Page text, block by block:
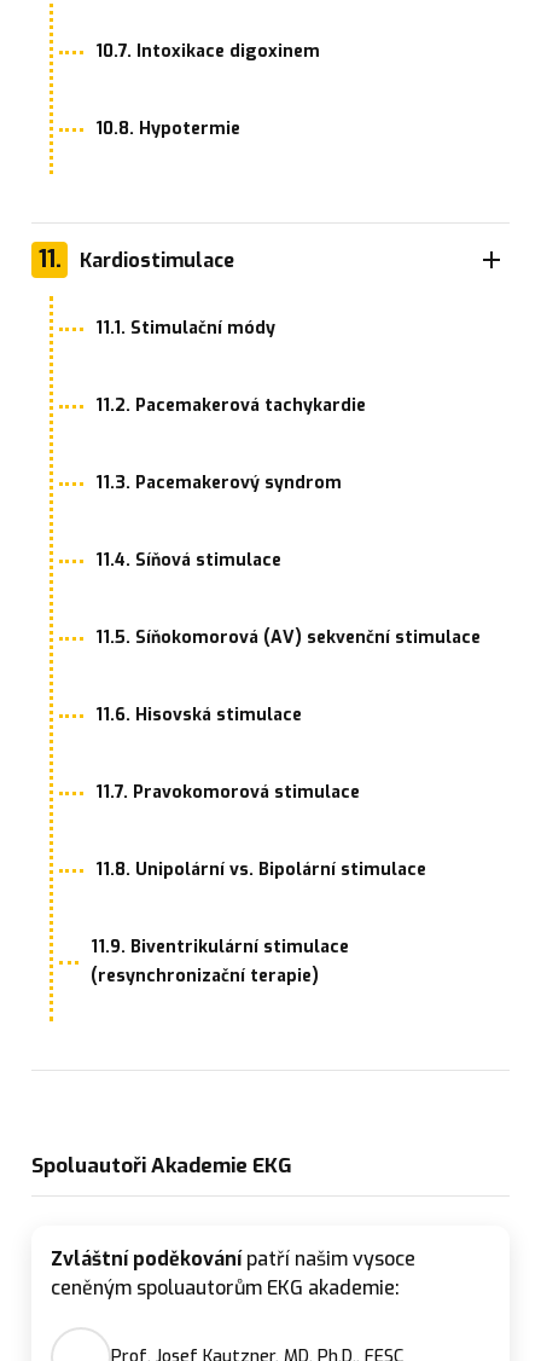
10.7. Intoxikace digoxinem
10.8. Hypotermie
11. Kardiostimulace
11.1. Stimulační módy
11.2. Pacemakerová tachykardie
11.3. Pacemakerový syndrom
11.4. Síňová stimulace
11.5. Síňokomorová (AV) sekvenční stimulace
11.6. Hisovská stimulace
11.7. Pravokomorová stimulace
11.8. Unipolární vs. Bipolární stimulace
11.9. Biventrikulární stimulace
(resynchronizační terapie)
Spoluautoři Akademie EKG
Zvláštní poděkovánípatří našim vysoce
ceněným spoluautorům EKG akademie: